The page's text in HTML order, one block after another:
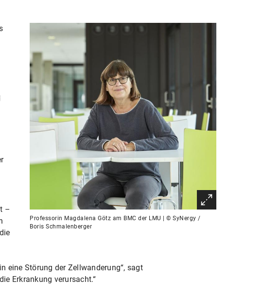
Professorin Magdalena Götz am BMC der LMU | © SyNergy /
Boris Schmalenberger
–
eine Störung der Zellwanderung“, sagt
Erkrankung verursacht.“